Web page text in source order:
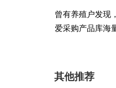
曾有养殖户发现
爱采购产品库海
其他推荐